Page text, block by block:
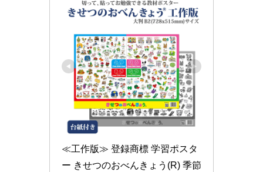
≪工作版≫ 登録商標 学習ポスタ
ー きせつのおべんきょう(R) 季節